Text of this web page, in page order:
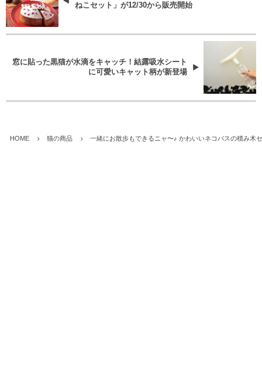
ねこセット」が12/30から販売開始
窓に貼った黒猫が水滴をキャッチ！結露吸水シート
に可愛いキャット柄が新登場
HOME 猫の商品 一緒にお散歩もできるニャ〜♪ かわいいネコバスの積み木